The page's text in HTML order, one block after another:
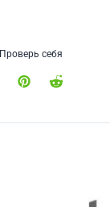
Проверь себя